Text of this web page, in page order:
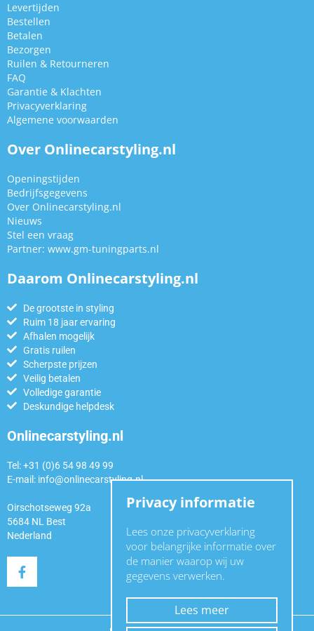
Levertijden
Bestellen
Betalen
Bezorgen
Ruilen & Retourneren
FAQ
Garantie & Klachten
Privacyverklaring
Algemene voorwaarden
Over Onlinecarstyling.nl
Openingstijden
Bedrijfsgegevens
Over Onlinecarstyling.nl
Nieuws
Stel een vraag
Partner: www.gm-tuningparts.nl
Daarom Onlinecarstyling.nl
De grootste in styling
Ruim 18 jaar ervaring
Afhalen mogelijk
Gratis ruilen
Scherpste prijzen
Veilig betalen
Volledige garantie
Deskundige helpdesk
Onlinecarstyling.nl
Tel: +31 (0)6 54 98 49 99
E-mail: info@onlinecarstyling.nl
Oirschotseweg 92a
5684 NL Best
Nederland
Privacy informatie
Lees onze privacyverklaring
voor belangrijke informatie over
de manier waarop wij uw
gegevens verwerken.
Lees meer